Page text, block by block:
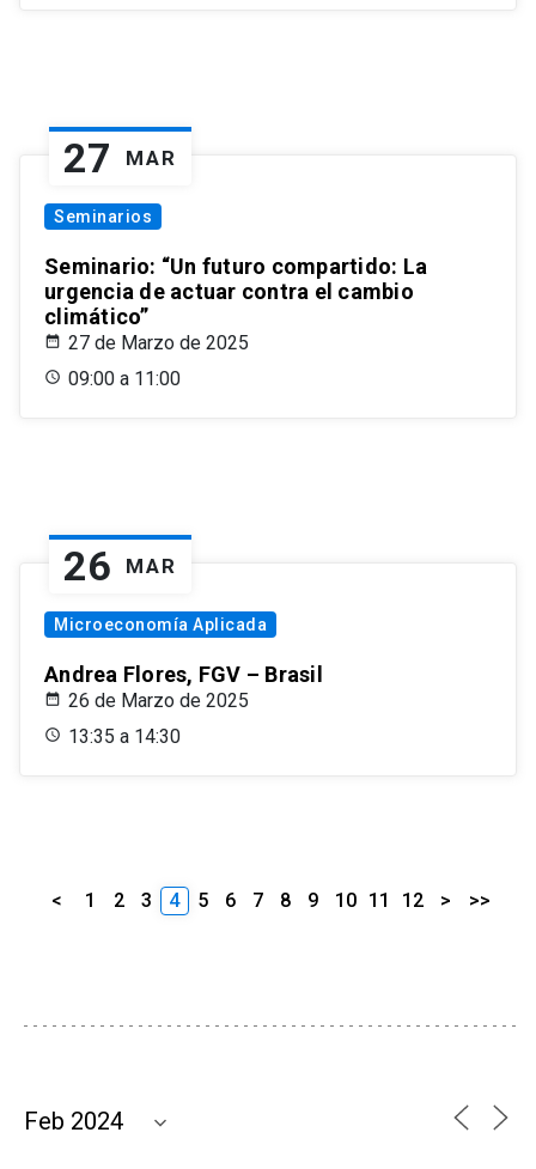
27 MAR
Seminarios
Seminario: “Un futuro compartido: La
urgencia de actuar contra el cambio
climático”
27 de Marzo de 2025
09:00 a 11:00
26 MAR
Microeconomía Aplicada
Andrea Flores, FGV – Brasil
26 de Marzo de 2025
13:35 a 14:30
< 1 2 3 4 5 6 7 8 9 10 11 12 > >>